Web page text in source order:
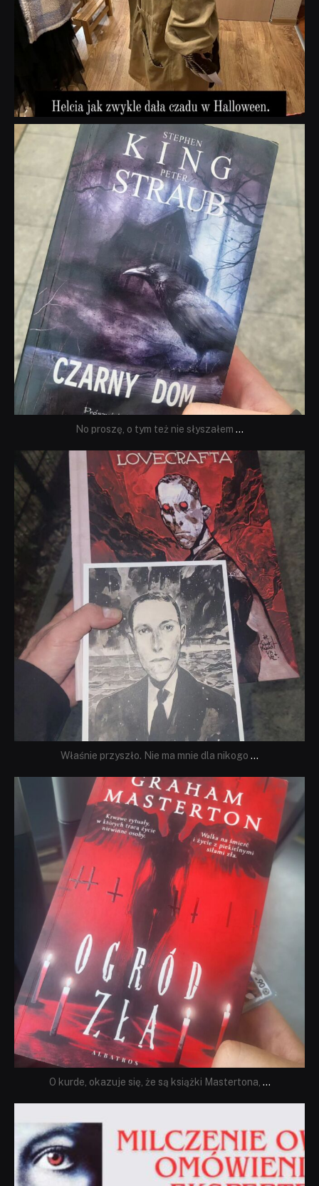
dobryhorror
Wrz 23
No proszę, o tym też nie słyszałem ...
dobryhorror
Wrz 19
Właśnie przyszło. Nie ma mnie dla nikogo ...
dobryhorror
Sie 23
O kurde, okazuje się, że są książki Mastertona, ...